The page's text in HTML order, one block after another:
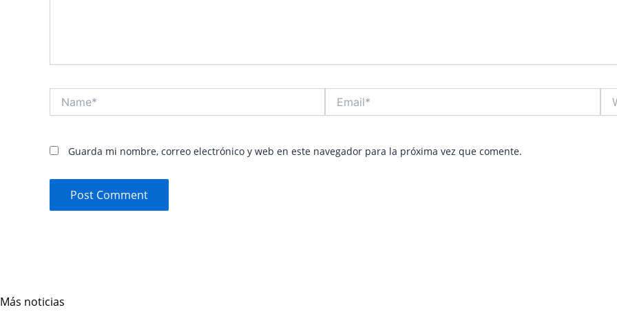
Guarda mi nombre, correo electrónico y web en este navegador para la próxima vez que comente.
Más noticias